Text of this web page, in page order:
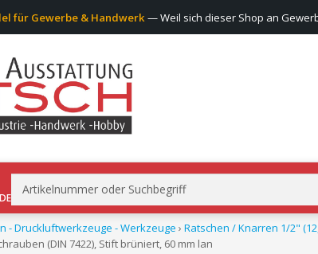
für Gewerbe & Handwerk — Weil sich dieser Shop an
DE
Suchen
nach:
- Druckluftwerkzeuge - Werkzeuge › Ratschen / Knarren 1/2"
(DIN 7422), Stift brüniert, 60 mm lan